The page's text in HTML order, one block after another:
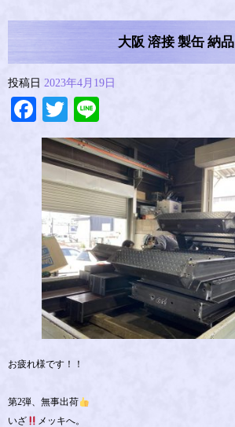
大阪 溶接 製缶 納品
投稿日 2023年4月19日
Facebook
Twitter
お疲れ様です！！
第2弾、無事出荷
いざ
メッキへ。